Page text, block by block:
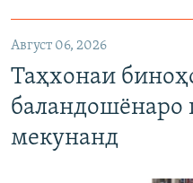
Август 06, 2026
Таҳхонаи
баландошёнаро
мекунанд